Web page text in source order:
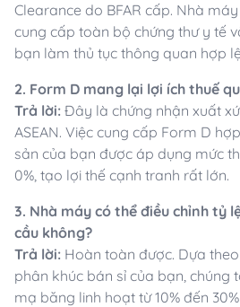
Clearance do BFAR cấp. Nhà
cung cấp toàn bộ chứng thư y tế
bạn làm thủ tục thông quan hợp
2. Form D mang lại lợi ích thuế
Trả lời: Đây là chứng nhận xuất
ASEAN. Việc cung cấp Form D
sản của bạn được áp dụng mức
0%, tạo lợi thế cạnh tranh rất lớn.
3. Nhà máy có thể điều chỉnh tỷ
cầu không?
Trả lời: Hoàn toàn được. Dựa
phân khúc bán sỉ của bạn, chúng
mạ băng linh hoạt từ 10% đến